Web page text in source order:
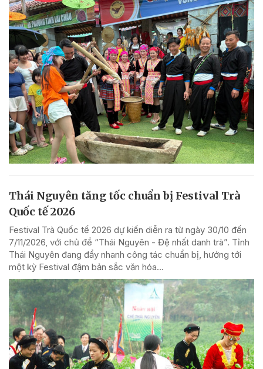
Thái Nguyên tăng tốc chuẩn bị Festival Trà
Quốc tế 2026
Festival Trà Quốc tế 2026 dự kiến diễn ra từ ngày 30/10 đến
7/11/2026, với chủ đề “Thái Nguyên - Đệ nhất danh trà”. Tỉnh
Thái Nguyên đang đẩy nhanh công tác chuẩn bị, hướng tới
một kỳ Festival đậm bản sắc văn hóa...